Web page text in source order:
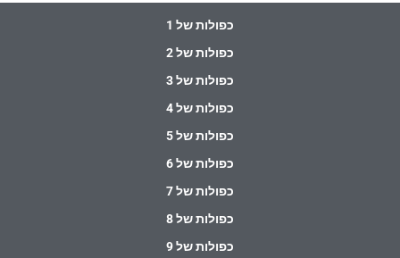
כפולות של 1
כפולות של 2
כפולות של 3
כפולות של 4
כפולות של 5
כפולות של 6
כפולות של 7
כפולות של 8
כפולות של 9